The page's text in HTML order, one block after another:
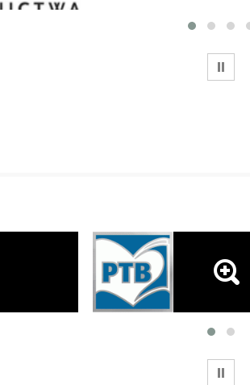
WSTRZYMAJ
WSTRZYMAJ